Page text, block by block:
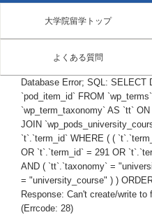
大学院留学トップ
よくある質問
Database Error; SQL: SELECT
`pod_item_id` FROM
`wp_term_taxonomy` AS `tt`
JOIN
`t`.`term_id` WHERE ( (
OR `t`.`term_id` = 291 OR
AND ( `tt`.`taxonomy` =
= "university_course" ) )
Response: Can't create/write
(Errcode: 28)